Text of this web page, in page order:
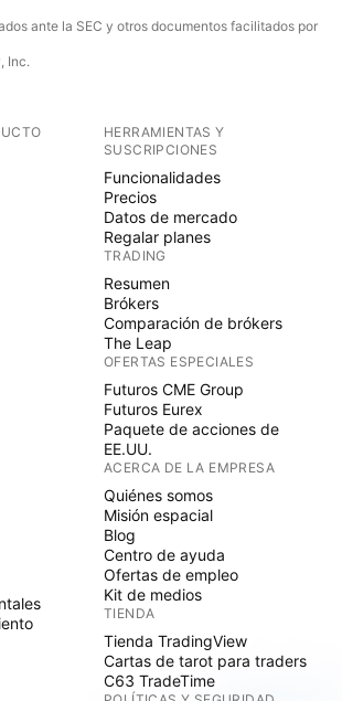
ante la SEC y otros documentos facilitados por
Inc.
HERRAMIENTAS Y
SUSCRIPCIONES
Funcionalidades
Precios
Datos de mercado
Regalar planes
TRADING
Resumen
Brókers
Comparación de brókers
The Leap
OFERTAS ESPECIALES
Futuros CME Group
Futuros Eurex
Paquete de acciones de
EE.UU.
ACERCA DE LA EMPRESA
Quiénes somos
Misión espacial
Blog
Centro de ayuda
Ofertas de empleo
Kit de medios
TIENDA
Tienda TradingView
Cartas de tarot para traders
C63 TradeTime